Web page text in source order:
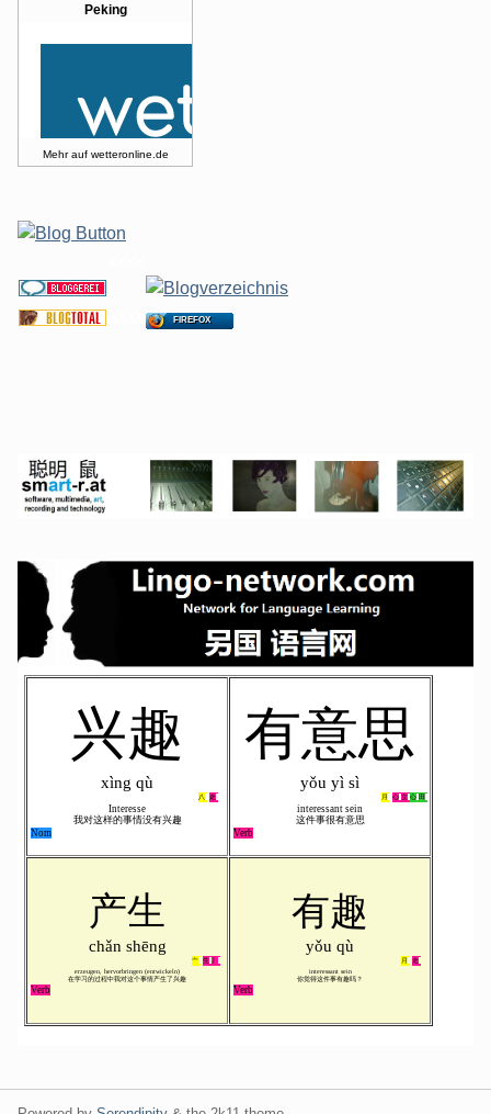
Peking
Mehr auf wetteronline.de
FIREFOX